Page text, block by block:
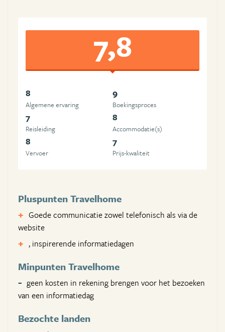
7,8
8
Algemene ervaring
9
Boekingsproces
7
Reisleiding
8
Accommodatie(s)
8
Vervoer
7
Prijs-kwaliteit
Pluspunten Travelhome
Goede communicatie zowel telefonisch als via de
website
, inspirerende informatiedagen
Minpunten Travelhome
geen kosten in rekening brengen voor het bezoeken
van een informatiedag
Bezochte landen